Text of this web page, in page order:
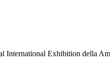
International Exhibition della